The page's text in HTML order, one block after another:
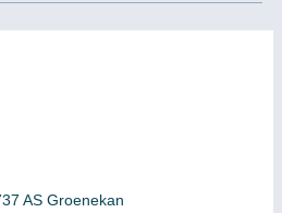
AS Groenekan